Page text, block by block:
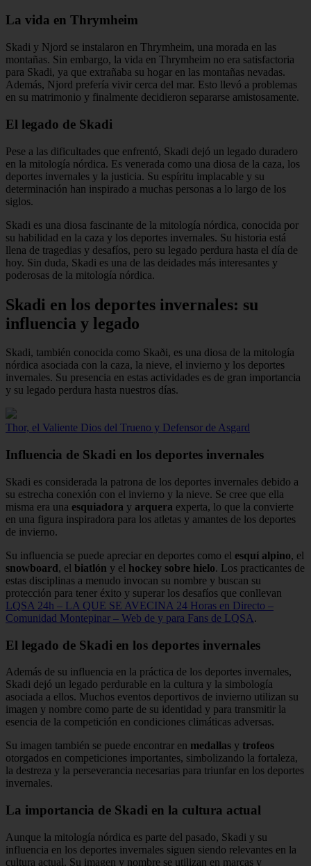
La vida en Thrymheim
Skadi y Njord se instalaron en Thrymheim, una morada en las
montañas. Sin embargo, la vida en Thrymheim no era satisfactoria
para Skadi, ya que extrañaba su hogar en las montañas nevadas.
Además, Njord prefería vivir cerca del mar. Esto llevó a problemas
en su matrimonio y finalmente decidieron separarse amistosamente.
El legado de Skadi
Pese a las dificultades que enfrentó, Skadi dejó un legado duradero
en la mitología nórdica. Es venerada como una diosa de la caza, los
deportes invernales y la justicia. Su espíritu implacable y su
determinación han inspirado a muchas personas a lo largo de los
siglos.
Skadi es una diosa fascinante de la mitología nórdica, conocida por
su habilidad en la caza y los deportes invernales. Su historia está
llena de tragedias y desafíos, pero su legado perdura hasta el día de
hoy. Sin duda, Skadi es una de las deidades más interesantes y
poderosas de la mitología nórdica.
Skadi en los deportes invernales: su
influencia y legado
Skadi, también conocida como Skaði, es una diosa de la mitología
nórdica asociada con la caza, la nieve, el invierno y los deportes
invernales. Su presencia en estas actividades es de gran importancia
y su legado perdura hasta nuestros días.
Thor, el Valiente Dios del Trueno y Defensor de Asgard
Influencia de Skadi en los deportes invernales
Skadi es considerada la patrona de los deportes invernales debido a
su estrecha conexión con el invierno y la nieve. Se cree que ella
misma era una esquiadora y arquera experta, lo que la convierte
en una figura inspiradora para los atletas y amantes de los deportes
de invierno.
Su influencia se puede apreciar en deportes como el esquí alpino, el
snowboard, el biatlón y el hockey sobre hielo. Los practicantes de
estas disciplinas a menudo invocan su nombre y buscan su
protección para tener éxito y superar los desafíos que conllevan
LQSA 24h – LA QUE SE AVECINA 24 Horas en Directo –
Comunidad Montepinar – Web de y para Fans de LQSA.
El legado de Skadi en los deportes invernales
Además de su influencia en la práctica de los deportes invernales,
Skadi dejó un legado perdurable en la cultura y la simbología
asociada a ellos. Muchos eventos deportivos de invierno utilizan su
imagen y nombre como parte de su identidad y para transmitir la
esencia de la competición en condiciones climáticas adversas.
Su imagen también se puede encontrar en medallas y trofeos
otorgados en competiciones importantes, simbolizando la fortaleza,
la destreza y la perseverancia necesarias para triunfar en los deportes
invernales.
La importancia de Skadi en la cultura actual
Aunque la mitología nórdica es parte del pasado, Skadi y su
influencia en los deportes invernales siguen siendo relevantes en la
cultura actual. Su imagen y nombre se utilizan en marcas y